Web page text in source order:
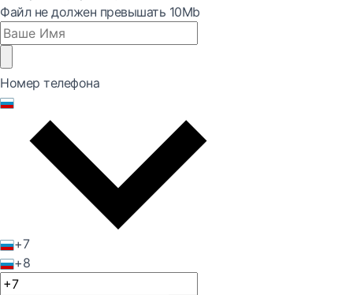
Файл не должен превышать 10Mb
Номер телефона
+7
+8